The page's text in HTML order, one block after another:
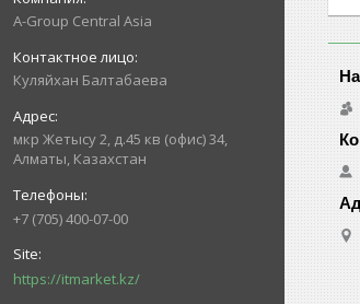
A-Group Central Asia
Куляйхан Балтабаева
мкр Жетысу 2, д.45 кв (офис) 34,
Алматы, Казахстан
+7 (705) 400-07-00
https://itmarket.kz/